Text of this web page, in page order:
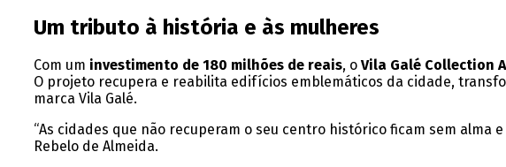
Um tributo à história e às mulheres
Com um investimento de 180 milhões de reais, o Vila Galé Collection
O projeto recupera e reabilita edifícios emblemáticos da cidade,
marca Vila Galé.
“As cidades que não recuperam o seu centro histórico ficam sem
Rebelo de Almeida.